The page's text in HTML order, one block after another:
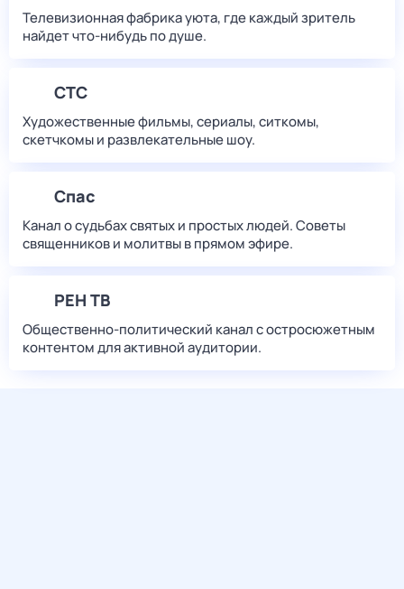
Телевизионная фабрика уюта, где каждый зритель
найдет что‑нибудь по душе.
СТС
Художественные фильмы, сериалы, ситкомы,
скетчкомы и развлекательные шоу.
Спас
Канал о судьбах святых и простых людей. Советы
священников и молитвы в прямом эфире.
РЕН ТВ
Общественно-политический канал с остросюжетным
контентом для активной аудитории.